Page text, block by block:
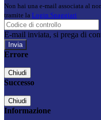
Non hai una e-mail associata al
tramite la Login Spaggiari
E-mail inviata, si prega di
Errore
Chiudi
Successo
Chiudi
Informazione